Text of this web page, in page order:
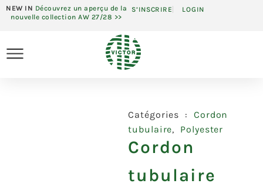
NEW IN Découvrez un aperçu de la
nouvelle collection AW 27/28 >>
S’INSCRIRE LOGIN
Catégories : Cordon
tubulaire, Polyester
Cordon
tubulaire